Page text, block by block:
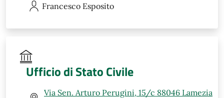
Francesco Esposito
Ufficio di Stato Civile
Via Sen. Arturo Perugini, 15/c 88046 Lamezia